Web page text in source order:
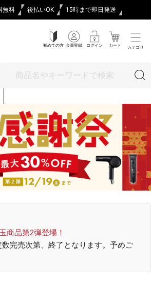
無料 後払いOK 15時まで即日発送
初めての方 会員登録 ログイン カート カテゴリ
商品第2弾登場！
完売次第、終了となります。予めご